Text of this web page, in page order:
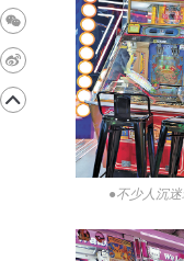
●不少人沉